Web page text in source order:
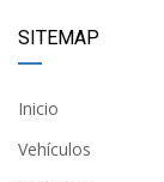
SITEMAP
Inicio
Vehículos